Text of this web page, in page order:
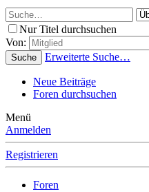
Nur Titel durchsuchen
Von:
Suche Erweiterte Suche…
Neue Beiträge
Foren durchsuchen
Menü
Anmelden
Registrieren
Foren